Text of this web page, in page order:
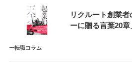
リクルート創業
ーに贈る言葉20章
ー転職コラム